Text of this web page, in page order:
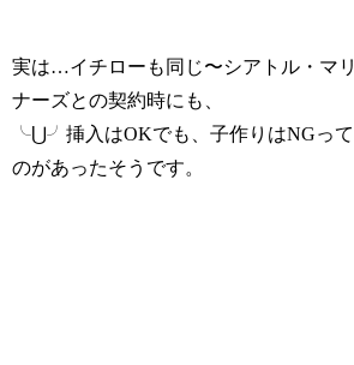
実は…イチローも同じ〜シアトル・マリ
ナーズとの契約時にも、
╰⋃╯挿入はOKでも、子作りはNGって
のがあったそうです。